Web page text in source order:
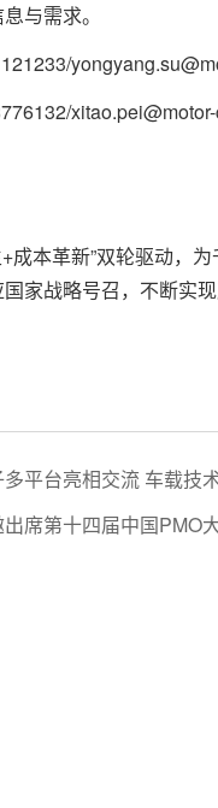
与需求。
成本革新”双轮驱动，
家战略号召，不断实
平台亮相交流 车载技
席第十四届中国PMO